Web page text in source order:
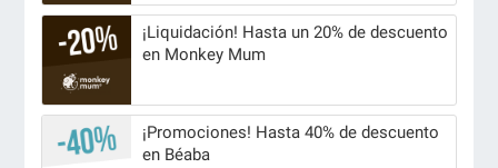
¡Liquidación! Hasta un 20% de descuento
en Monkey Mum
¡Promociones! Hasta 40% de descuento
en Béaba